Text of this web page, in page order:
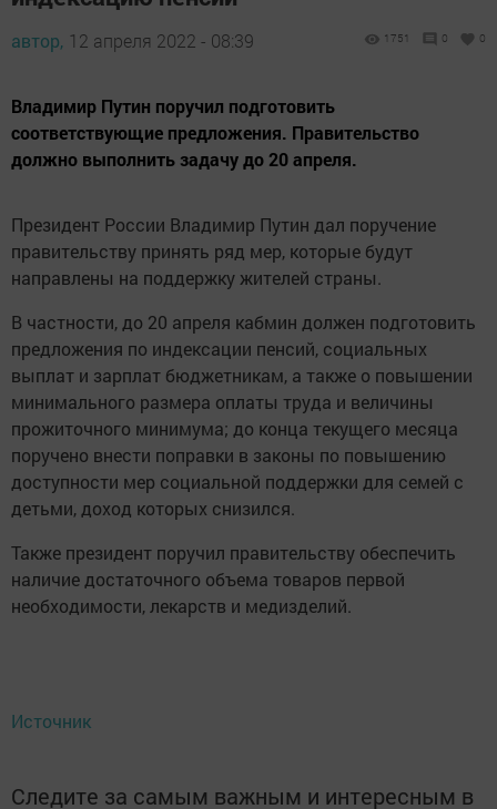
автор, 12 апреля 2022 - 08:39 1751 0 0
Владимир Путин поручил подготовить
соответствующие предложения. Правительство
должно выполнить задачу до 20 апреля.
Президент России Владимир Путин дал поручение
правительству принять ряд мер, которые будут
направлены на поддержку жителей страны.
В частности, до 20 апреля кабмин должен подготовить
предложения по индексации пенсий, социальных
выплат и зарплат бюджетникам, а также о повышении
минимального размера оплаты труда и величины
прожиточного минимума; до конца текущего месяца
поручено внести поправки в законы по повышению
доступности мер социальной поддержки для семей с
детьми, доход которых снизился.
Также президент поручил правительству обеспечить
наличие достаточного объема товаров первой
необходимости, лекарств и медизделий.
Источник
Следите за самым важным и интересным в